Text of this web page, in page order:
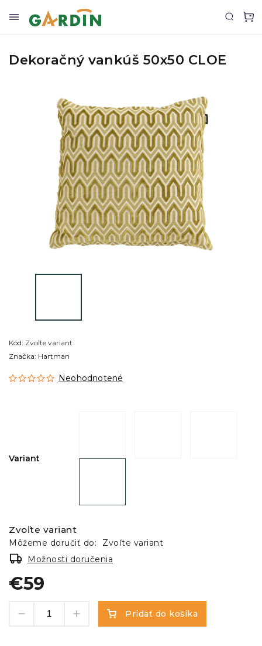
Dekoračný vankúš 50x50 CLOE
Kód: Zvoľte variant
Neohodnotené
Značka: Hartman
Variant
€59
Zvoľte variant
Môžeme doručiť do:
Zvoľte variant
Možnosti doručenia
Pridať do košíka